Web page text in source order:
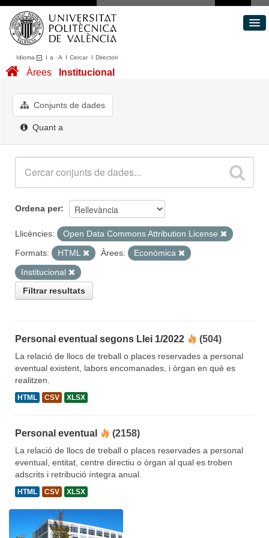
Idioma I a ·A I CercarI Directori
Conjunts de dades
Quant a
Àrees Institucional
Conjunts de dades
Quant a
Ordena per
Llicències:
Open Data Commons Attribution License
Formats:
HTML Àrees:
Econòmica
Institucional
Filtrar resultats
Personal eventual segons Llei 1/2022 (504)
La relació de llocs de treball o places reservades a personal
eventual existent, labors encomanades, i òrgan en què es
realitzen.
HTML CSV XLSX
Personal eventual (2158)
La relació de llocs de treball o places reservades a personal
eventual, entitat, centre directiu o òrgan al qual es troben
adscrits i retribució íntegra anual.
HTML CSV XLSX